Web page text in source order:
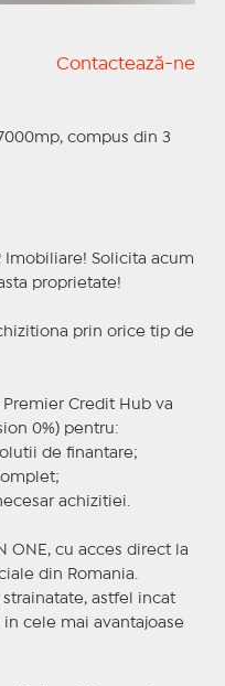
Contactează-ne
compus din 3
Imobiliare! Solicita acum
proprietate!
prin orice tip de
Credit Hub va
0%) pentru:
de finantare;
achizitiei.
ONE, cu acces direct la
din Romania.
astfel incat
cele mai avantajoase